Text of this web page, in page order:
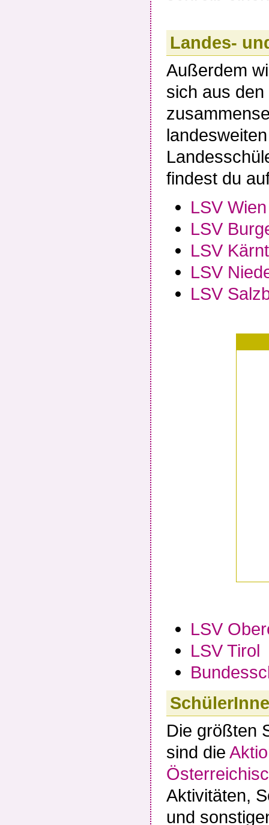
Landes-
Außerdem
sich aus
findest du
LSV Wien
LSV
LSV
LSV
LSV
LSV
LSV Tirol
Die größten
sind die
Aktivitäten,
und